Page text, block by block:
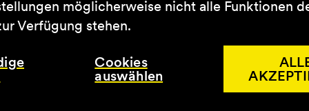
digital affinen Zielgruppe große
Vermietung am Osnabrücker
in den bestehenden Mietermix ein
möglicherweise nicht alle Funktionen
Verfügung stehen.
Cookies
auswählen